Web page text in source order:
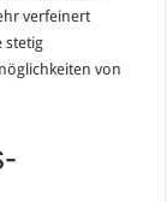
verfeinert
stetig
von